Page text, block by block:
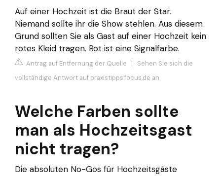
Auf einer Hochzeit ist die Braut der Star.
Niemand sollte ihr die Show stehlen. Aus diesem
Grund sollten Sie als Gast auf einer Hochzeit kein
rotes Kleid tragen. Rot ist eine Signalfarbe.
Antrag auf Entfernung der Quelle | Sehen Sie sich die
vollständige Antwort auf praxistipps.focus.de an
Welche Farben sollte
man als Hochzeitsgast
nicht tragen?
Die absoluten No-Gos für Hochzeitsgäste